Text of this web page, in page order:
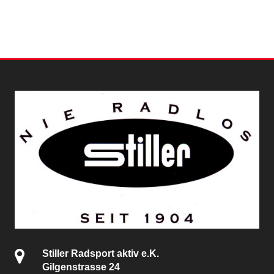
Stiller Radsport aktiv e.K.
Gilgenstrasse 24